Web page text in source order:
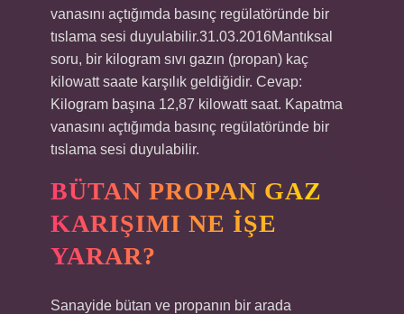
vanasını açtığımda basınç regülatöründe bir
tıslama sesi duyulabilir.31.03.2016Mantıksal
soru, bir kilogram sıvı gazın (propan) kaç
kilowatt saate karşılık geldiğidir. Cevap:
Kilogram başına 12,87 kilowatt saat. Kapatma
vanasını açtığımda basınç regülatöründe bir
tıslama sesi duyulabilir.
BÜTAN PROPAN GAZ
KARIŞIMI NE IŞE
YARAR?
Sanayide bütan ve propanın bir arada